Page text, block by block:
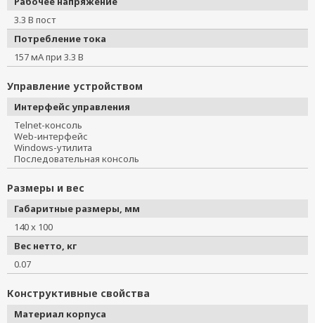
3.3 В пост
Потребление тока
157 мА при 3.3 В
Управление устройством
Интерфейс управления
Telnet-консоль
Web-интерфейс
Windows-утилита
Последовательная консоль
Размеры и вес
Габаритные размеры, мм
140 x 100
Вес нетто, кг
0.07
Конструктивные свойства
Материал корпуса